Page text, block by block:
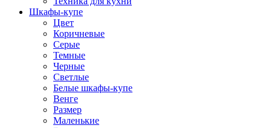
Шкафы-купе
Цвет
Коричневые
Серые
Темные
Черные
Светлые
Белые шкафы-купе
Венге
Размер
Маленькие